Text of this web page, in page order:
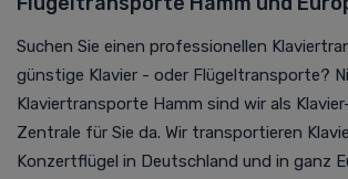
Suchen Sie einen professionellen
günstige Klavier - oder Flügeltransporte?
Klaviertransporte Hamm sind wir als
Zentrale für Sie da. Wir transportieren
Konzertflügel in Deutschland und in ganz